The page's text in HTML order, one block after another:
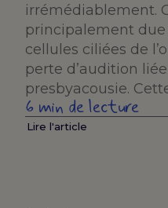
irrémédiablement.
principalement
cellules ciliées de
perte d’audition liée
presbyacousie.
6 min de lecture
Lire l'article